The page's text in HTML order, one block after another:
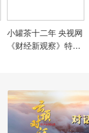
小罐茶十二年 央视网
《财经新观察》特别